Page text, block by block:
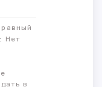
Нет
в